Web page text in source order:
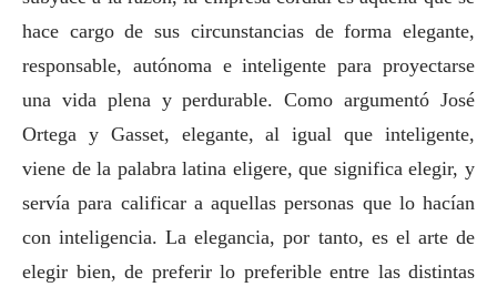
hace cargo de sus circunstancias de forma elegante,
responsable, autónoma e inteligente para proyectarse
una vida plena y perdurable. Como argumentó José
Ortega y Gasset, elegante, al igual que inteligente,
viene de la palabra latina eligere, que significa elegir, y
servía para calificar a aquellas personas que lo hacían
con inteligencia. La elegancia, por tanto, es el arte de
elegir bien, de preferir lo preferible entre las distintas